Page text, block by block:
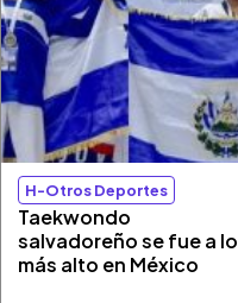
H-Otros Deportes
Taekwondo
salvadoreño se fue a lo
más alto en México